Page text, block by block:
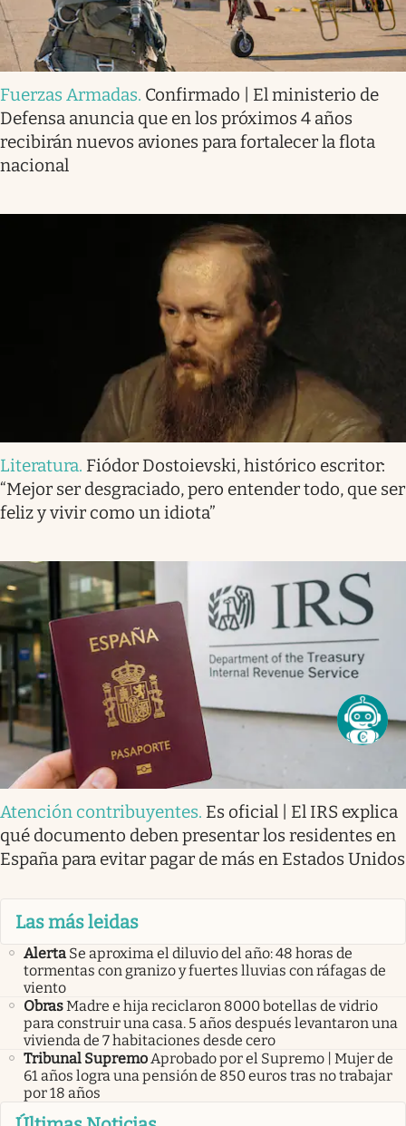
Fuerzas Armadas. Confirmado | El ministerio de
Defensa anuncia que en los próximos 4 años
recibirán nuevos aviones para fortalecer la flota
nacional
Literatura. Fiódor Dostoievski, histórico escritor:
“Mejor ser desgraciado, pero entender todo, que ser
feliz y vivir como un idiota”
Atención contribuyentes. Es oficial | El IRS explica
qué documento deben presentar los residentes en
España para evitar pagar de más en Estados Unidos
Las más leidas
Alerta Se aproxima el diluvio del año: 48 horas de
tormentas con granizo y fuertes lluvias con ráfagas de
viento
ObrasMadre e hija reciclaron 8000 botellas de vidrio
para construir una casa. 5 años después levantaron una
vivienda de 7 habitaciones desde cero
Tribunal SupremoAprobado por el Supremo | Mujer de
61 años logra una pensión de 850 euros tras no trabajar
por 18 años